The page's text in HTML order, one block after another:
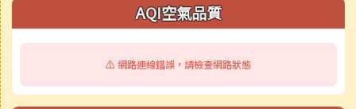
AQI空氣品質
⚠️ 網路連線錯誤，請檢查網路狀態